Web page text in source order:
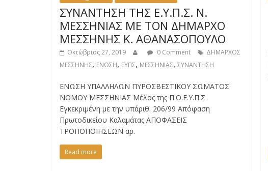
ΣΥΝΑΝΤΗΣΗ ΤΗΣ Ε.Υ.Π.Σ. Ν.
ΜΕΣΣΗΝΙΑΣ ΜΕ ΤΟΝ ΔΗΜΑΡΧΟ
ΜΕΣΣΗΝΗΣ Κ. ΑΘΑΝΑΣΟΠΟΥΛΟ
Οκτώβριος 27, 2019 0 Comment
ΔΗΜΑΡΧΟΣ
ΜΕΣΣΗΝΗΣ, ΕΝΩΣΗ, ΕΥΠΣ, ΜΕΣΣΗΝΙΑΣ, ΣΥΝΑΝΤΗΣΗ
ΕΝΩΣΗ ΥΠΑΛΛΗΛΩΝ ΠΥΡΟΣΒΕΣΤΙΚΟΥ ΣΩΜΑΤΟΣ
ΝΟΜΟΥ ΜΕΣΣΗΝΙΑΣ Μέλος της Π.Ο.Ε.Υ.Π.Σ
Εγκεκριμένη με την υπ΄αριθ. 206/99 Απόφαση
Πρωτοδικείου Καλαμάτας ΑΠΟΦΑΣΕΙΣ
ΤΡΟΠΟΠΟΙΗΣΕΩΝ αρ.
Read more